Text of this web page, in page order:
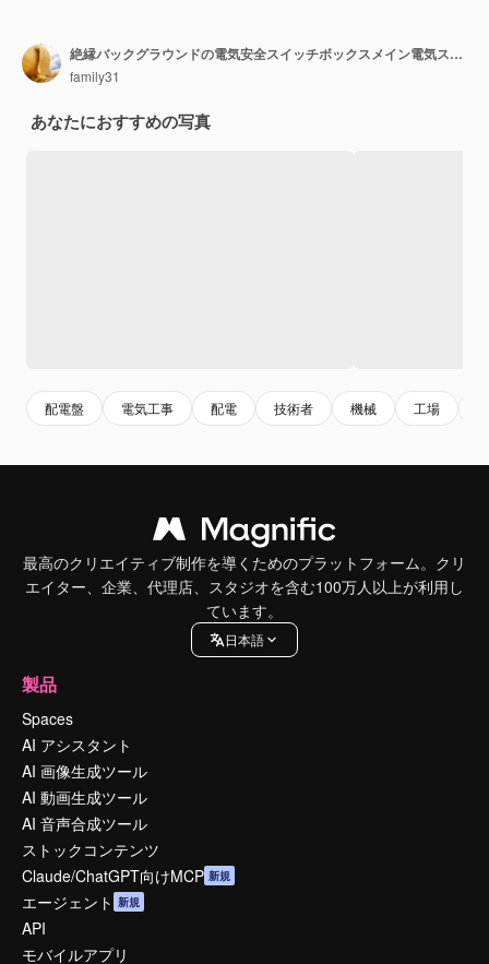
絶縁バックグラウンドの電気安全スイッチボックスメイン電気スイッチング制御
family31
あなたにおすすめの写真
配電盤 電気工事 配電 技術者 機械 工場
最高のクリエイティブ制作を導くためのプラットフォーム。クリ
エイター、企業、代理店、スタジオを含む100万人以上が利用し
ています。
日本語
製品
Spaces
AI アシスタント
AI 画像生成ツール
AI 動画生成ツール
AI 音声合成ツール
ストックコンテンツ
Claude/ChatGPT向けMCP 新規
エージェント 新規
API
モバイルアプリ